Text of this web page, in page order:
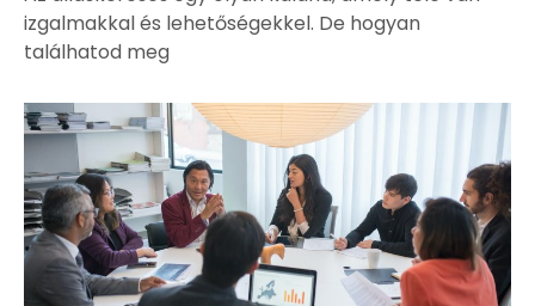
izgalmakkal és lehetőségekkel. De hogyan
találhatod meg